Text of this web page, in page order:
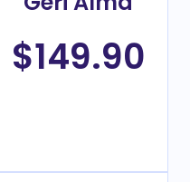
/Yıl
$149.90